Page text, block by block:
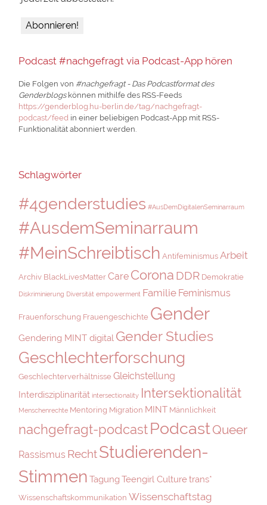
Podcast #nachgefragt via Podcast-App hören
Die Folgen von #nachgefragt - Das Podcastformat des
Genderblogskönnen mithilfe des RSS-Feeds
https://genderblog.hu-berlin.de/tag/nachgefragt-
podcast/feed in einer beliebigen Podcast-App mit RSS-
Funktionalität abonniert werden.
Schlagwörter
#4genderstudies #AusDemDigitalenSeminarraum
#AusdemSeminarraum
#MeinSchreibtisch Antifeminismus Arbeit
Archiv BlackLivesMatter Care Corona DDR Demokratie
Diskriminierung Diversität empowerment Familie Feminismus
Frauenforschung Frauengeschichte Gender
Gendering MINT digital Gender Studies
Geschlechterforschung
Geschlechterverhältnisse Gleichstellung
Interdisziplinarität intersectionality Intersektionalität
Menschenrechte Mentoring Migration MINT Männlichkeit
nachgefragt-podcastPodcastQueer
Rassismus RechtStudierenden-
Stimmen Tagung Teengirl Culturetrans*
Wissenschaftskommunikation Wissenschaftstag